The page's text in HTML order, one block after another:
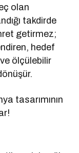
olan
takdirde
getirmez;
hedef
ölçülebilir
tasarımının